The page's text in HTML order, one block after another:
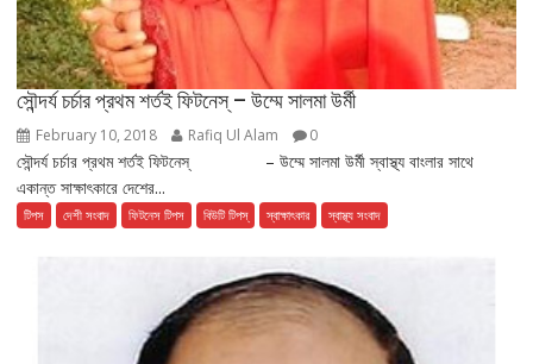
সৌন্দর্য চর্চার প্রথম শর্তই ফিটনেস্ – উম্মে সালমা উর্মী
February 10, 2018 Rafiq Ul Alam 0
সৌন্দর্য চর্চার প্রথম শর্তই ফিটনেস্ – উম্মে সালমা উর্মী স্বাস্থ্য বাংলার সাথে
একান্ত সাক্ষাৎকারে দেশের...
টিপস দেশী সংবাদ ফিটনেস টিপস বিউটি টিপস্ স্বাক্ষাৎকার স্বাস্থ্য সংবাদ